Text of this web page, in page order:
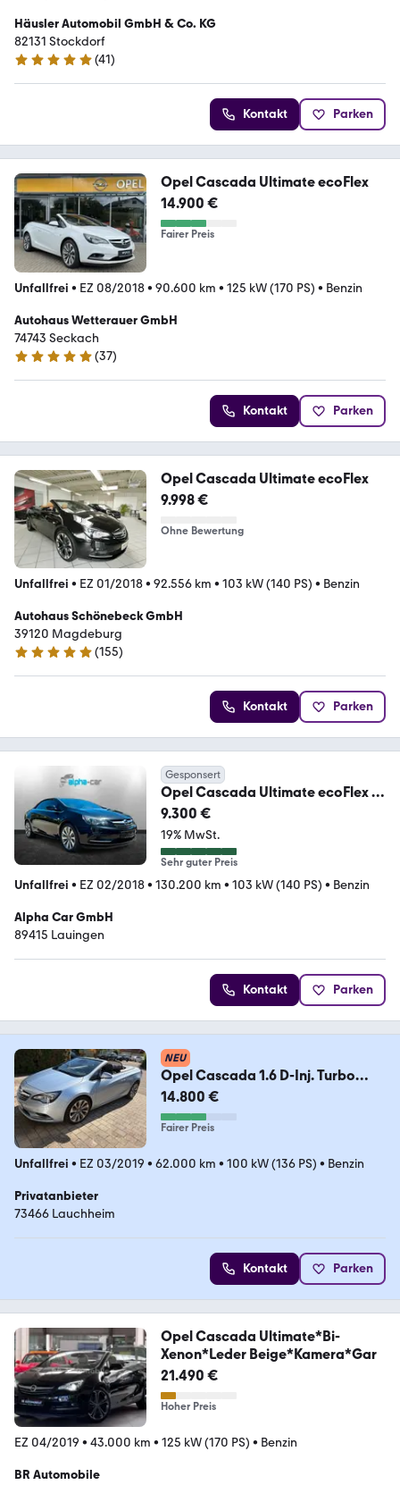
Häusler Automobil GmbH & Co. KG
82131 Stockdorf
4.8 Sterne
(41)
Kontakt Parken
Opel Cascada Ultimate ecoFlex
14.900 €
Fairer Preis
Unfallfrei • EZ 08/2018• 90.600 km • 125 kW (170 PS) • Benzin
Autohaus Wetterauer GmbH
74743 Seckach
5 Sterne
(37)
Kontakt Parken
Opel Cascada Ultimate ecoFlex
9.998 €
Ohne Bewertung
Unfallfrei • EZ 01/2018• 92.556 km • 103 kW (140 PS) • Benzin
Autohaus Schönebeck GmbH
39120 Magdeburg
4.9 Sterne
(155)
Kontakt Parken
Gesponsert
Opel Cascada Ultimate ecoFlex |
Xenon |
9.300 €
19% MwSt.
Sehr guter Preis
Unfallfrei • EZ 02/2018• 130.200 km • 103 kW (140 PS) • Benzin
Alpha Car GmbH
89415 Lauingen
Kontakt Parken
NEU
Opel Cascada 1.6 D-Inj. Turbo
100kW Ultimate Auto...
14.800 €
Fairer Preis
Unfallfrei • EZ 03/2019 • 62.000 km • 100 kW (136 PS) • Benzin
Privatanbieter
73466 Lauchheim
Kontakt Parken
Opel Cascada Ultimate*Bi-
Xenon*Leder Beige*Kamera*Gar
21.490 €
Hoher Preis
EZ 04/2019 • 43.000 km • 125 kW (170 PS) • Benzin
BR Automobile